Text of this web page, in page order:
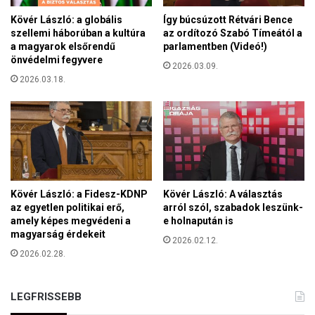
n
e
k
a
n
e
l
i
s
e
r
t
e
a
ö
n
l
k
Kövér László: a globális
szellemi háborúban a kultúra
a magyarok elsőrendű
önvédelmi fegyvere
2026.03.18.
Így búcsúzott Rétvári Bence
az ordítozó Szabó Tímeától a
parlamentben (Videó!)
2026.03.09.
Kövér László: a Fidesz-KDNP
az egyetlen politikai erő,
amely képes megvédeni a
magyarság érdekeit
2026.02.28.
Kövér László: A választás
arról szól, szabadok leszünk-
e holnapután is
2026.02.12.
LEGFRISSEBB